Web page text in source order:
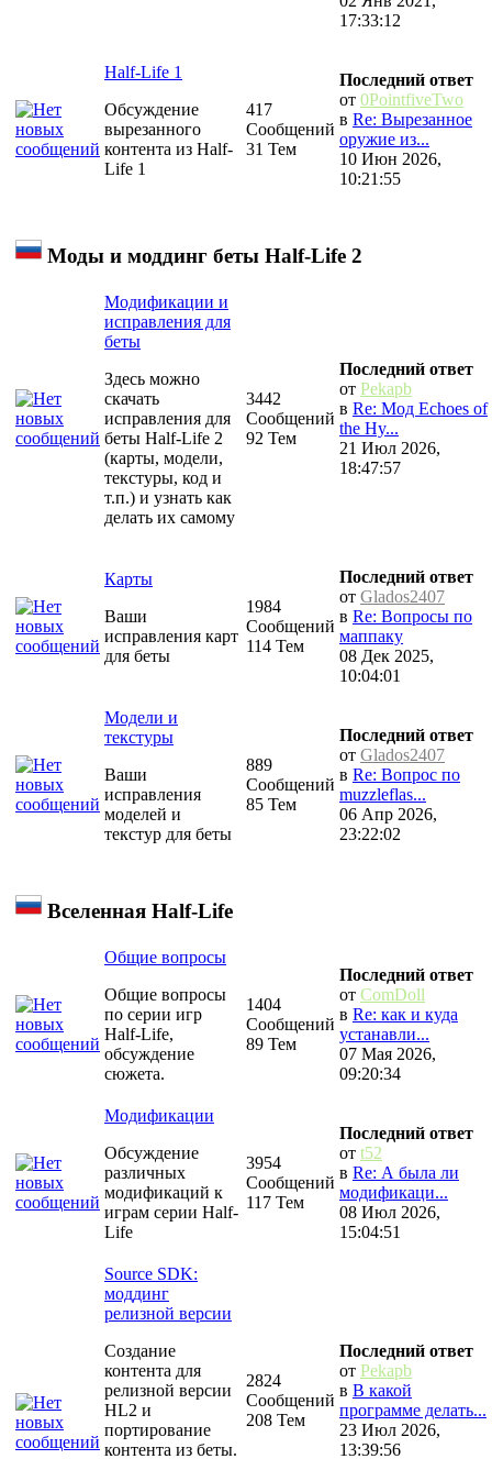
17:33:12
Half-Life 1
Обсуждение
вырезанного
контента из Half-
Life 1
417
Сообщений
31 Тем
Последний ответ
от 0PointfiveTwo
в Re: Вырезанное
оружие из...
10 Июн 2026,
10:21:55
Моды и моддинг беты Half-Life 2
Модификации и
исправления для
беты
Здесь можно
скачать
исправления для
беты Half-Life 2
(карты, модели,
текстуры, код и
т.п.) и узнать как
делать их самому
3442
Сообщений
92 Тем
Последний ответ
от Pekapb
в Re: Мод Echoes of
the Hy...
21 Июл 2026,
18:47:57
Карты
Ваши
исправления карт
для беты
1984
Сообщений
114 Тем
Последний ответ
от Glados2407
в Re: Вопросы по
маппаку
08 Дек 2025,
10:04:01
Модели и
текстуры
Ваши
исправления
моделей и
текстур для беты
889
Сообщений
85 Тем
Последний ответ
от Glados2407
в Re: Вопрос по
muzzleflas...
06 Апр 2026,
23:22:02
Вселенная Half-Life
Общие вопросы
Общие вопросы
по серии игр
Half-Life,
обсуждение
сюжета.
1404
Сообщений
89 Тем
Последний ответ
от ComDoll
в Re: как и куда
устанавли...
07 Мая 2026,
09:20:34
Модификации
Обсуждение
различных
модификаций к
играм серии Half-
Life
3954
Сообщений
117 Тем
Последний ответ
от t52
в Re: А была ли
модификаци...
08 Июл 2026,
15:04:51
Source SDK:
моддинг
релизной версии
Создание
контента для
релизной версии
HL2 и
портирование
контента из беты.
2824
Сообщений
208 Тем
Последний ответ
от Pekapb
в В какой
программе делать...
23 Июл 2026,
13:39:56